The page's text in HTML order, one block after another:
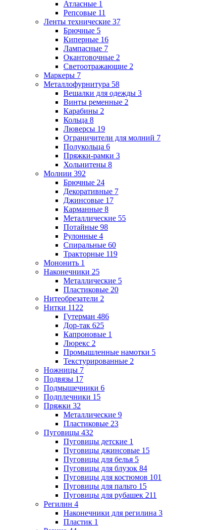
Атласные 1
Репсовые 11
Ленты технические 37
Брючные 5
Киперные 16
Лампасные 7
Окантовочные 2
Светоотражающие 2
Маркеры 7
Металлофурнитура 58
Вешалки для одежды 3
Винты ременные 2
Карабины 2
Кольца 8
Люверсы 19
Ограничители для молний 7
Полукольца 6
Пряжки-рамки 3
Хольнитены 8
Молнии 392
Брючные 24
Декоративные 7
Джинсовые 17
Карманные 8
Металлические 55
Потайные 98
Рулонные 4
Спиральные 60
Тракторные 119
Мононить 1
Наконечники 25
Металлические 5
Пластиковые 20
Нитеобрезатели 2
Нитки 1122
Гутерман 486
Дор-так 625
Капроновые 1
Люрекс 2
Промышленные намотки 5
Текстурированные 2
Ножницы 7
Подвязы 17
Подмышечники 6
Подплечники 15
Пряжки 32
Металлические 9
Пластиковые 23
Пуговицы 432
Пуговицы детские 1
Пуговицы джинсовые 15
Пуговицы для белья 5
Пуговицы для блузок 84
Пуговицы для костюмов 101
Пуговицы для пальто 15
Пуговицы для рубашек 211
Регилин 4
Наконечники для регилина 3
Пластик 1